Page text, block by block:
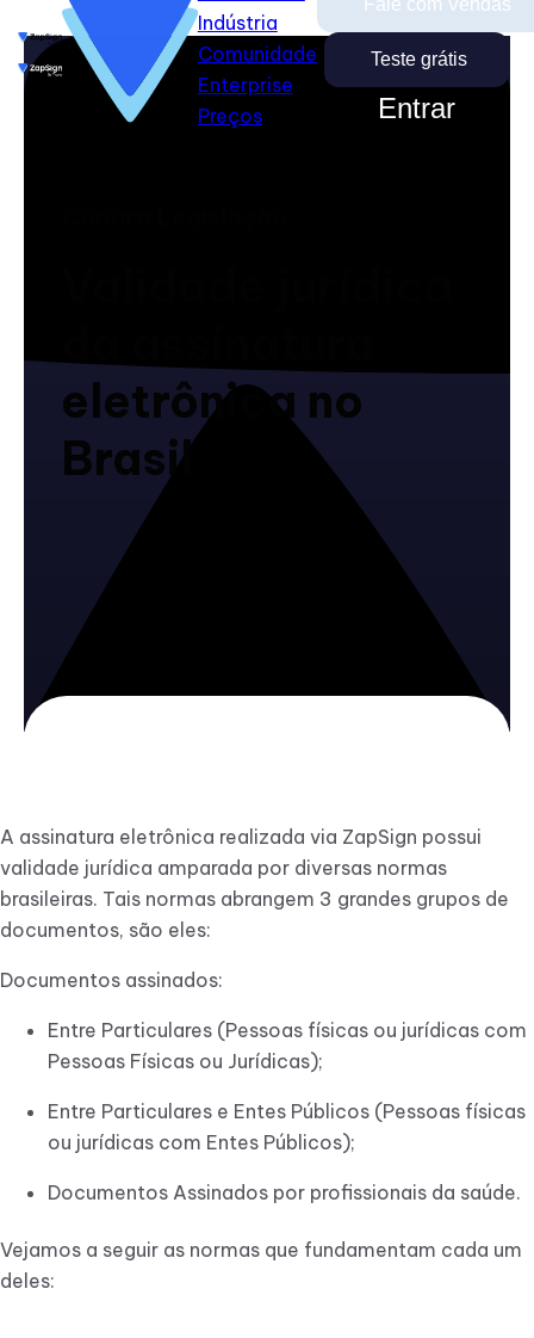
Indústria
Comunidade
Enterprise
Preços
Fale com Vendas
Teste grátis
Entrar
Comunidade
Enterprise
Preços
Teste grátis Fale com Vendas
eletrônica no
Brasil
A assinatura eletrônica realizada via ZapSign possui
validade jurídica amparada por diversas normas
brasileiras. Tais normas abrangem 3 grandes grupos de
documentos, são eles:
Documentos assinados:
Entre Particulares (Pessoas físicas ou jurídicas com
Pessoas Físicas ou Jurídicas);
Entre Particulares e Entes Públicos (Pessoas físicas
ou jurídicas com Entes Públicos);
Documentos Assinados por profissionais da saúde.
Vejamos a seguir as normas que fundamentam cada um
deles: